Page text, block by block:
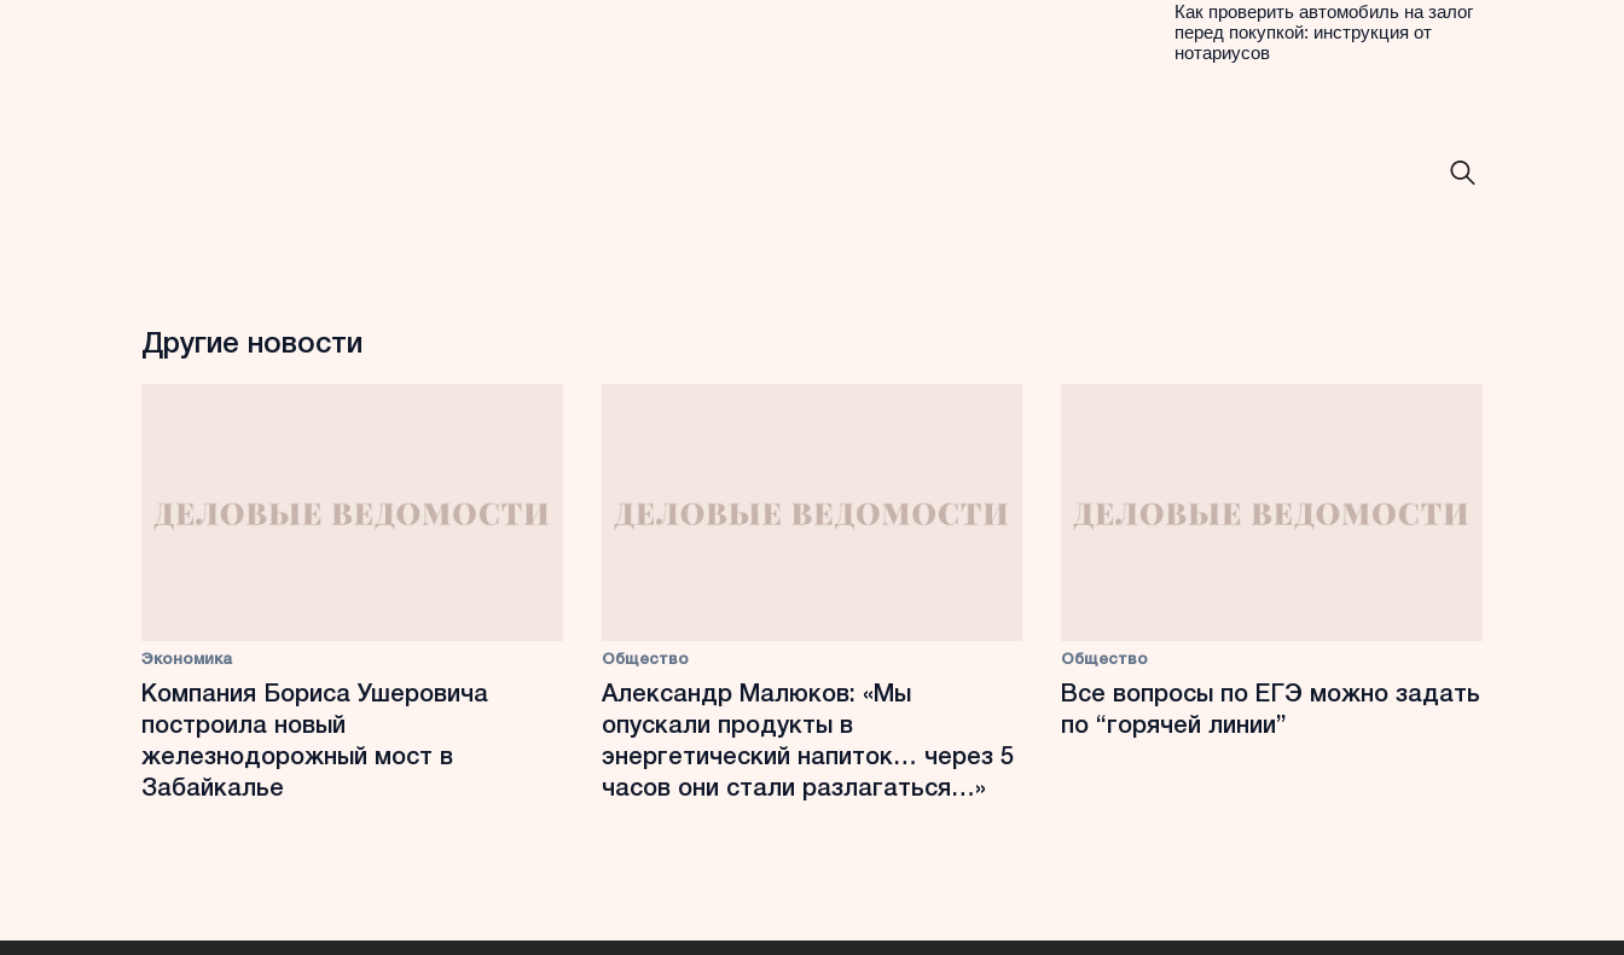
Как проверить автомобиль на залог
перед покупкой: инструкция от
нотариусов
Другие новости
Экономика
Компания Бориса Ушеровича
построила новый
железнодорожный мост в
Забайкалье
Общество
Александр Малюков: «Мы
опускали продукты в
энергетический напиток… через 5
часов они стали разлагаться…»
Общество
Все вопросы по ЕГЭ можно задать
по “горячей линии”